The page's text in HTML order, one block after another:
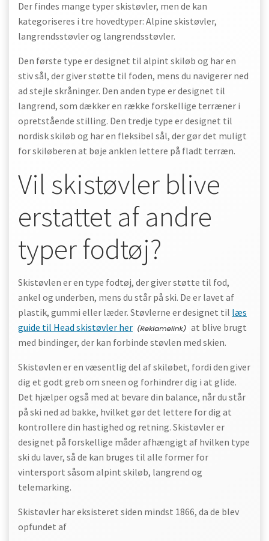
Der findes mange typer skistøvler, men de kan
kategoriseres i tre hovedtyper: Alpine skistøvler,
langrendsstøvler og langrendsstøvler.
Den første type er designet til alpint skiløb og har en
stiv sål, der giver støtte til foden, mens du navigerer ned
ad stejle skråninger. Den anden type er designet til
langrend, som dækker en række forskellige terræner i
opretstående stilling. Den tredje type er designet til
nordisk skiløb og har en fleksibel sål, der gør det muligt
for skiløberen at bøje anklen lettere på fladt terræn.
Vil skistøvler blive
erstattet af andre
typer fodtøj?
Skistøvlen er en type fodtøj, der giver støtte til fod,
ankel og underben, mens du står på ski. De er lavet af
plastik, gummi eller læder. Støvlerne er designet til læs
guide til Head skistøvler her
at blive brugt
med bindinger, der kan forbinde støvlen med skien.
Skistøvlen er en væsentlig del af skiløbet, fordi den giver
dig et godt greb om sneen og forhindrer dig i at glide.
Det hjælper også med at bevare din balance, når du står
på ski ned ad bakke, hvilket gør det lettere for dig at
kontrollere din hastighed og retning. Skistøvler er
designet på forskellige måder afhængigt af hvilken type
ski du laver, så de kan bruges til alle former for
vintersport såsom alpint skiløb, langrend og
telemarking.
Skistøvler har eksisteret siden mindst 1866, da de blev
opfundet af